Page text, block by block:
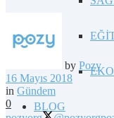
BLOG
by Pozy
16 Mayıs 2018
in Gündem
0